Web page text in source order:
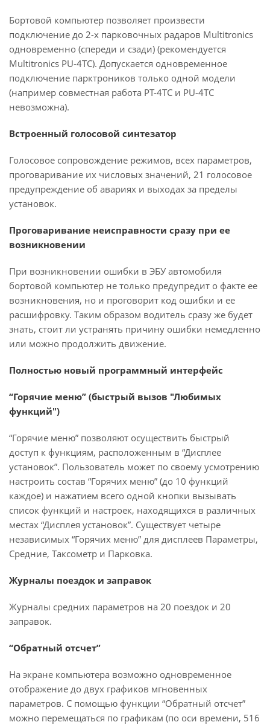
Бортовой компьютер позволяет произвести
подключение до 2-х парковочных радаров Multitronics
одновременно (спереди и сзади) (рекомендуется
Multitronics PU-4TC). Допускается одновременное
подключение парктроников только одной модели
(например совместная работа PT-4TC и PU-4TC
невозможна).
Встроенный голосовой синтезатор
Голосовое сопровождение режимов, всех параметров,
проговаривание их числовых значений, 21 голосовое
предупреждение об авариях и выходах за пределы
установок.
Проговаривание неисправности сразу при ее
возникновении
При возникновении ошибки в ЭБУ автомобиля
бортовой компьютер не только предупредит о факте ее
возникновения, но и проговорит код ошибки и ее
расшифровку. Таким образом водитель сразу же будет
знать, стоит ли устранять причину ошибки немедленно
или можно продолжить движение.
Полностью новый программный интерфейс
“Горячие меню” (быстрый вызов "Любимых
функций")
“Горячие меню” позволяют осуществить быстрый
доступ к функциям, расположенным в “Дисплее
установок”. Пользователь может по своему усмотрению
настроить состав “Горячих меню” (до 10 функций
каждое) и нажатием всего одной кнопки вызывать
список функций и настроек, находящихся в различных
местах “Дисплея установок”. Существует четыре
независимых “Горячих меню” для дисплеев Параметры,
Средние, Таксометр и Парковка.
Журналы поездок и заправок
Журналы средних параметров на 20 поездок и 20
заправок.
“Обратный отсчет”
На экране компьютера возможно одновременное
отображение до двух графиков мгновенных
параметров. С помощью функции “Обратный отсчет”
можно перемещаться по графикам (по оси времени, 516